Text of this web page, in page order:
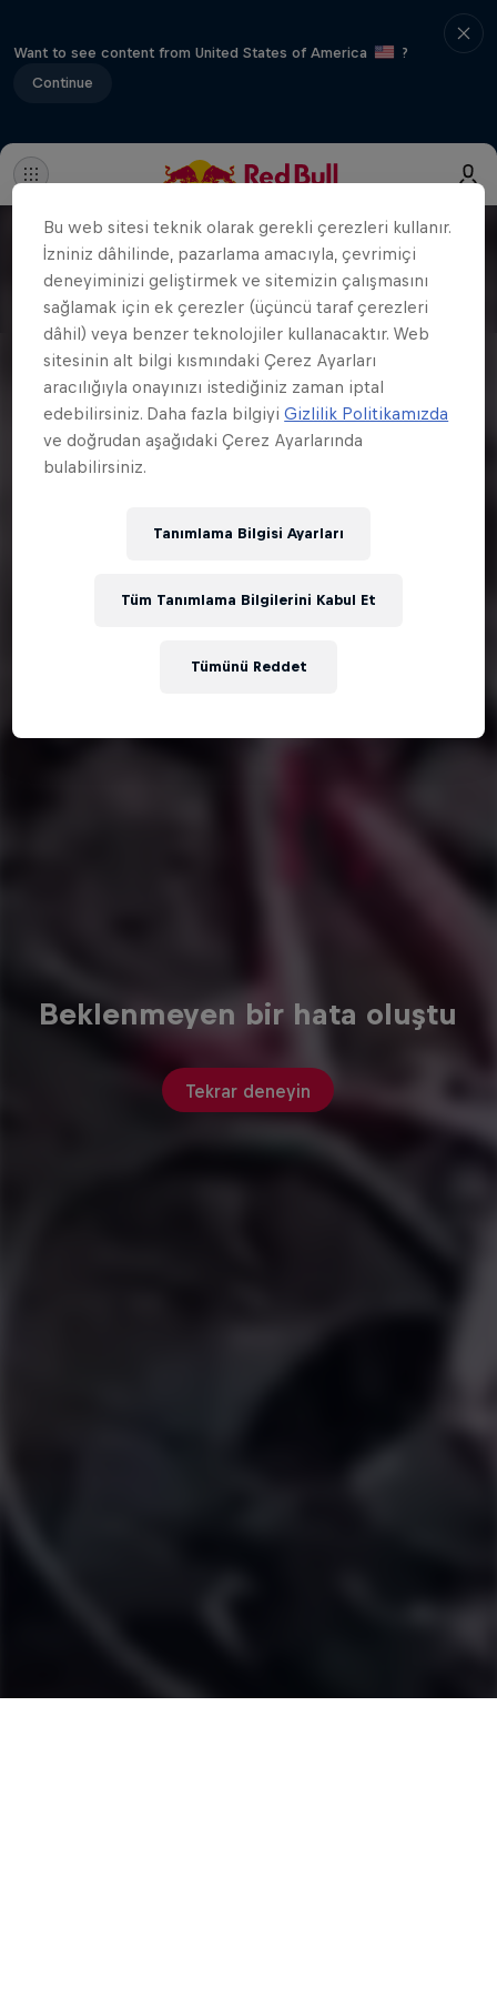
Want to see content from United States of America
?
Continue
Beklenmeyen bir hata oluştu
Tekrar deneyin
Bu web sitesi teknik olarak gerekli çerezleri kullanır.
İzniniz dâhilinde, pazarlama amacıyla, çevrimiçi
deneyiminizi geliştirmek ve sitemizin çalışmasını
sağlamak için ek çerezler (üçüncü taraf çerezleri
dâhil) veya benzer teknolojiler kullanacaktır. Web
sitesinin alt bilgi kısmındaki Çerez Ayarları
aracılığıyla onayınızı istediğiniz zaman iptal
edebilirsiniz. Daha fazla bilgiyiGizlilik Politikamızda
ve doğrudan aşağıdaki Çerez Ayarlarında
bulabilirsiniz.
Tanımlama Bilgisi Ayarları
Tümünü Reddet
Tüm Tanımlama Bilgilerini Kabul Et